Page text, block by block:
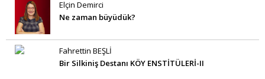
Elçin Demirci
Ne zaman büyüdük?
Fahrettin BEŞLİ
Bir Silkiniş Destanı KÖY ENSTİTÜLERİ-II